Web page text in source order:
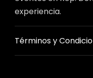
experiencia.
Términos y